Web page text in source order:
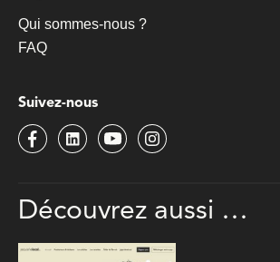
Qui sommes-nous ?
FAQ
Suivez-nous
Découvrez aussi …